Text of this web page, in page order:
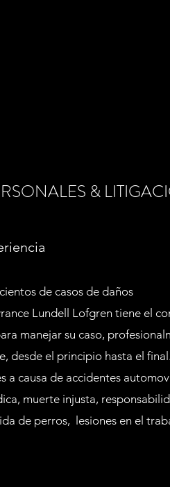
&
de casos de daños
Lundell Lofgren tiene el
manejar su caso,
desde el principio hasta el
a causa de accidentes
muerte injusta,
de perros, lesiones en el